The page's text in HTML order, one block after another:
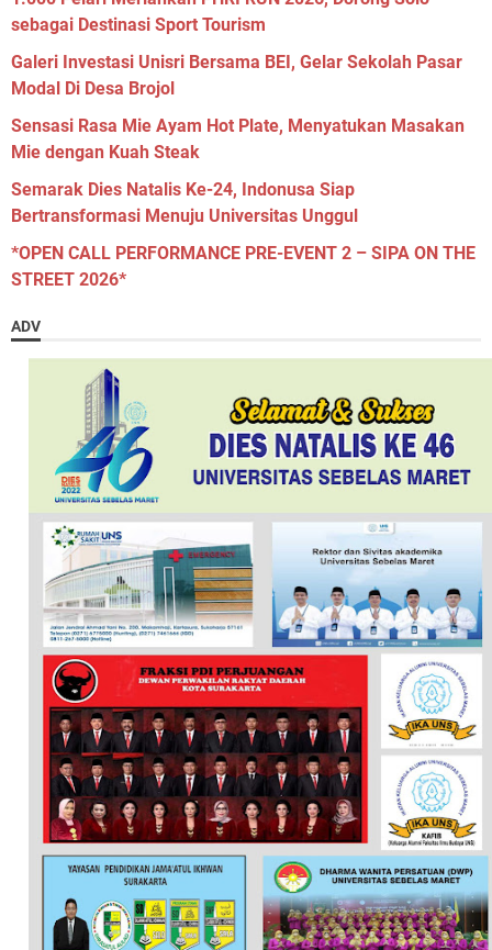
sebagai Destinasi Sport Tourism
Galeri Investasi Unisri Bersama BEI, Gelar Sekolah Pasar
Modal Di Desa Brojol
Sensasi Rasa Mie Ayam Hot Plate, Menyatukan Masakan
Mie dengan Kuah Steak
Semarak Dies Natalis Ke-24, Indonusa Siap
Bertransformasi Menuju Universitas Unggul
*OPEN CALL PERFORMANCE PRE-EVENT 2 – SIPA ON THE
STREET 2026*
ADV